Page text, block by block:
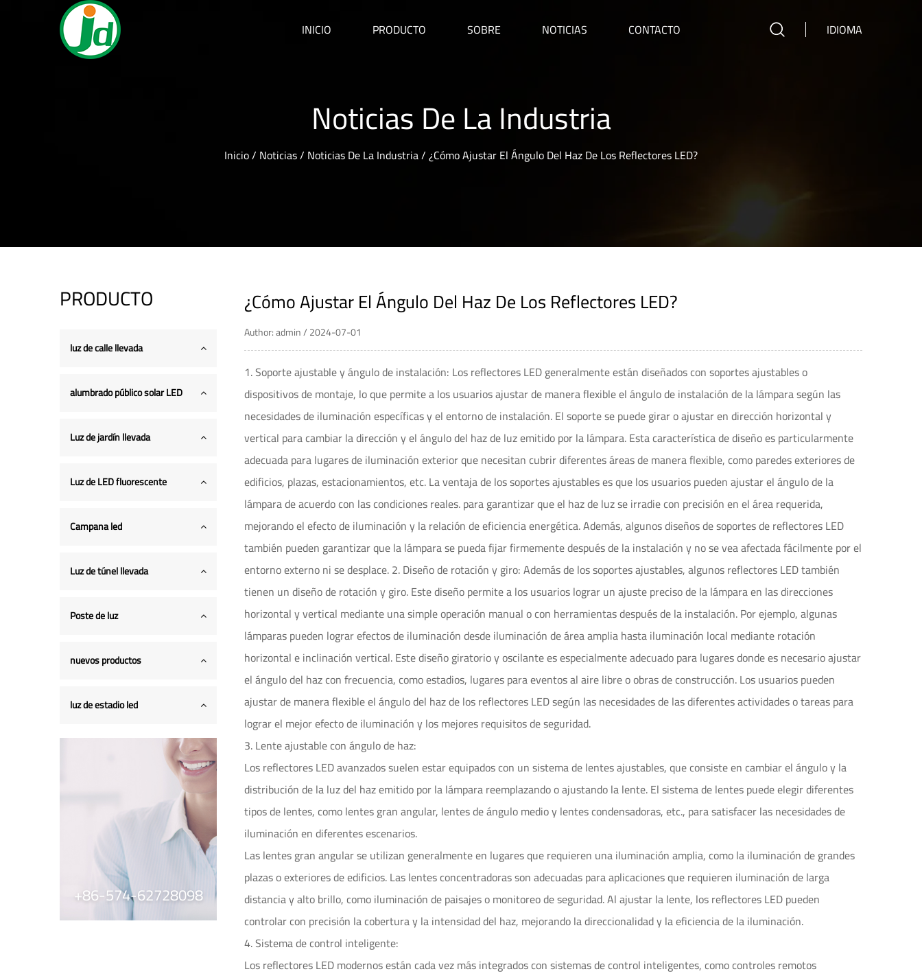
INICIO PRODUCTO SOBRE NOTICIAS CONTACTO IDIOMA
Noticias De La Industria
Inicio/ Noticias/ Noticias De La Industria/¿Cómo Ajustar El Ángulo Del Haz De Los Reflectores LED?
PRODUCTO
luz de calle llevada
alumbrado público solar LED
Luz de jardín llevada
Luz de LED fluorescente
Campana led
Luz de túnel llevada
Poste de luz
nuevos productos
luz de estadio led
+86-574-62728098
¿Cómo Ajustar El Ángulo Del Haz De Los Reflectores LED?
Author: admin / 2024-07-01
1. Soporte ajustable y ángulo de instalación: Los reflectores LED generalmente están diseñados con soportes ajustables o
dispositivos de montaje, lo que permite a los usuarios ajustar de manera flexible el ángulo de instalación de la lámpara según las
necesidades de iluminación específicas y el entorno de instalación. El soporte se puede girar o ajustar en dirección horizontal y
vertical para cambiar la dirección y el ángulo del haz de luz emitido por la lámpara. Esta característica de diseño es particularmente
adecuada para lugares de iluminación exterior que necesitan cubrir diferentes áreas de manera flexible, como paredes exteriores de
edificios, plazas, estacionamientos, etc. La ventaja de los soportes ajustables es que los usuarios pueden ajustar el ángulo de la
lámpara de acuerdo con las condiciones reales. para garantizar que el haz de luz se irradie con precisión en el área requerida,
mejorando el efecto de iluminación y la relación de eficiencia energética. Además, algunos diseños de soportes de reflectores LED
también pueden garantizar que la lámpara se pueda fijar firmemente después de la instalación y no se vea afectada fácilmente por el
entorno externo ni se desplace. 2. Diseño de rotación y giro: Además de los soportes ajustables, algunos reflectores LED también
tienen un diseño de rotación y giro. Este diseño permite a los usuarios lograr un ajuste preciso de la lámpara en las direcciones
horizontal y vertical mediante una simple operación manual o con herramientas después de la instalación. Por ejemplo, algunas
lámparas pueden lograr efectos de iluminación desde iluminación de área amplia hasta iluminación local mediante rotación
horizontal e inclinación vertical. Este diseño giratorio y oscilante es especialmente adecuado para lugares donde es necesario ajustar
el ángulo del haz con frecuencia, como estadios, lugares para eventos al aire libre o obras de construcción. Los usuarios pueden
ajustar de manera flexible el ángulo del haz de los reflectores LED según las necesidades de las diferentes actividades o tareas para
lograr el mejor efecto de iluminación y los mejores requisitos de seguridad.
3. Lente ajustable con ángulo de haz:
Los reflectores LED avanzados suelen estar equipados con un sistema de lentes ajustables, que consiste en cambiar el ángulo y la
distribución de la luz del haz emitido por la lámpara reemplazando o ajustando la lente. El sistema de lentes puede elegir diferentes
tipos de lentes, como lentes gran angular, lentes de ángulo medio y lentes condensadoras, etc., para satisfacer las necesidades de
iluminación en diferentes escenarios.
Las lentes gran angular se utilizan generalmente en lugares que requieren una iluminación amplia, como la iluminación de grandes
plazas o exteriores de edificios. Las lentes concentradoras son adecuadas para aplicaciones que requieren iluminación de larga
distancia y alto brillo, como iluminación de paisajes o monitoreo de seguridad. Al ajustar la lente, los reflectores LED pueden
controlar con precisión la cobertura y la intensidad del haz, mejorando la direccionalidad y la eficiencia de la iluminación.
4. Sistema de control inteligente:
Los reflectores LED modernos están cada vez más integrados con sistemas de control inteligentes, como controles remotos